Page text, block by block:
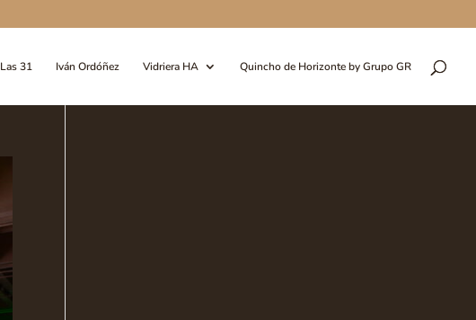
Las 31 Iván Ordóñez Vidriera HA Quincho de Horizonte by Grupo GR